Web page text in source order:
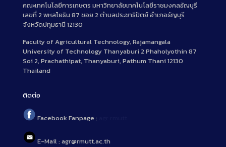
คณะเทคโนโลยีการเกษตร มหาวิทยาลัยเทคโนโลยีราชมงคลธัญบุรี
เลขที่ 2 พหลโยธิน 87 ซอย 2 ตำบลประชาธิปัตย์ อำเภอธัญบุรี
จังหวัดปทุมธานี 12130
Faculty of Agricultural Technology, Rajamangala
University of Technology Thanyaburi 2 Phaholyothin 87
Soi 2, Prachathipat, Thanyaburi, Pathum Thani 12130
Thailand
ติดต่อ
Facebook Fanpage :
E-Mail : agr@rmutt.ac.th